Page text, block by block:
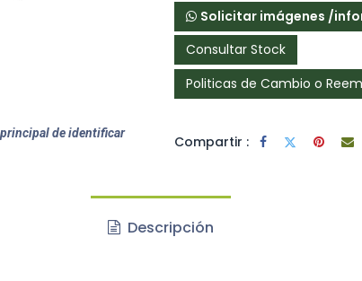
de identificar
Solicitar imágenes /
Consultar Stock
Politicas de Cambio o
Compartir :
Descripción